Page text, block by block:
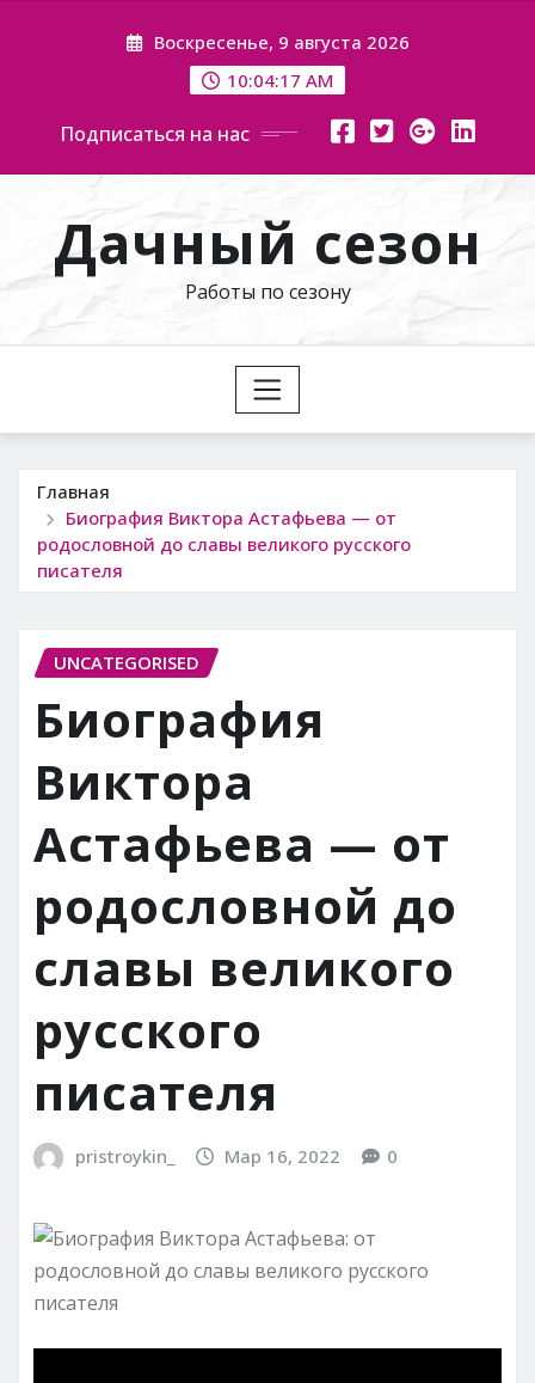
Воскресенье, 9 августа 2026
10:04:18 AM
Подписаться на нас
Дачный сезон
Работы по сезону
Главная
Биография Виктора Астафьева — от
родословной до славы великого русского
писателя
UNCATEGORISED
Биография
Виктора
Астафьева — от
родословной до
славы великого
русского
писателя
pristroykin_ Мар 16, 2022 0